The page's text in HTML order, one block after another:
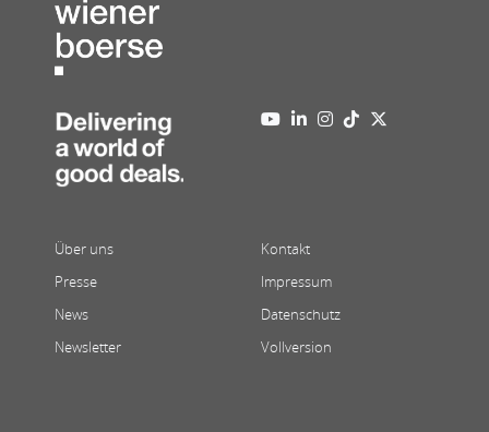
Über uns
Presse
News
Newsletter
Kontakt
Impressum
Datenschutz
Vollversion